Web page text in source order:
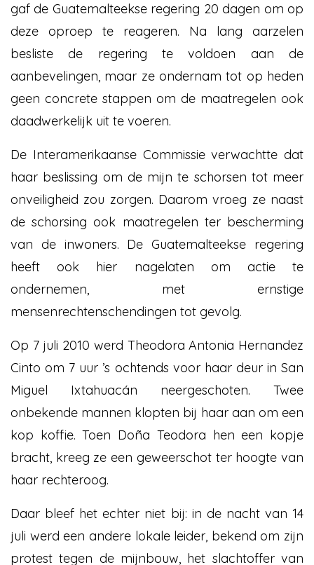
gaf de Guatemalteekse regering 20 dagen om op
deze oproep te reageren. Na lang aarzelen
besliste de regering te voldoen aan de
aanbevelingen, maar ze ondernam tot op heden
geen concrete stappen om de maatregelen ook
daadwerkelijk uit te voeren.
De Interamerikaanse Commissie verwachtte dat
haar beslissing om de mijn te schorsen tot meer
onveiligheid zou zorgen. Daarom vroeg ze naast
de schorsing ook maatregelen ter bescherming
van de inwoners. De Guatemalteekse regering
heeft ook hier nagelaten om actie te
ondernemen, met ernstige
mensenrechtenschendingen tot gevolg.
Op 7 juli 2010 werd Theodora Antonia Hernandez
Cinto om 7 uur ’s ochtends voor haar deur in San
Miguel Ixtahuacán neergeschoten. Twee
onbekende mannen klopten bij haar aan om een
kop koffie. Toen Doña Teodora hen een kopje
bracht, kreeg ze een geweerschot ter hoogte van
haar rechteroog.
Daar bleef het echter niet bij: in de nacht van 14
juli werd een andere lokale leider, bekend om zijn
protest tegen de mijnbouw, het slachtoffer van